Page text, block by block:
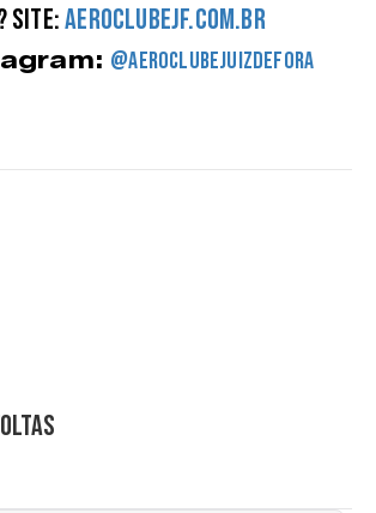
Site:aeroclubejf.com.br
@aeroclubejuizdefora